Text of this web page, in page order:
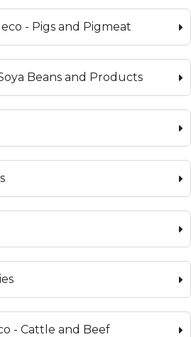
- Pigs and Pigmeat
Beans and Products
- Cattle and Beef